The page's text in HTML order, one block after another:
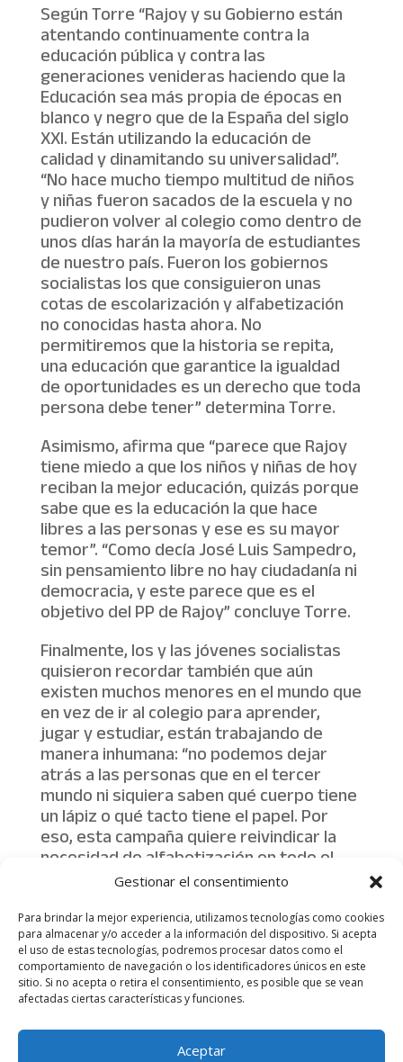
Gestionar el consentimiento
Para brindar la mejor experiencia, utilizamos tecnologías como cookies
para almacenar y/o acceder a la información del dispositivo. Si acepta
el uso de estas tecnologías, podremos procesar datos como el
comportamiento de navegación o los identificadores únicos en este
sitio. Si no acepta o retira el consentimiento, es posible que se vean
afectadas ciertas características y funciones.
Aceptar
Según Torre “Rajoy y su Gobierno están
atentando continuamente contra la
educación pública y contra las
generaciones venideras haciendo que la
Educación sea más propia de épocas en
blanco y negro que de la España del siglo
XXI. Están utilizando la educación de
calidad y dinamitando su universalidad”.
“No hace mucho tiempo multitud de niños
y niñas fueron sacados de la escuela y no
pudieron volver al colegio como dentro de
unos días harán la mayoría de estudiantes
de nuestro país. Fueron los gobiernos
socialistas los que consiguieron unas
cotas de escolarización y alfabetización
no conocidas hasta ahora. No
permitiremos que la historia se repita,
una educación que garantice la igualdad
de oportunidades es un derecho que toda
persona debe tener” determina Torre.
Asimismo, afirma que “parece que Rajoy
tiene miedo a que los niños y niñas de hoy
reciban la mejor educación, quizás porque
sabe que es la educación la que hace
libres a las personas y ese es su mayor
temor”. “Como decía José Luis Sampedro,
sin pensamiento libre no hay ciudadanía ni
democracia, y este parece que es el
objetivo del PP de Rajoy” concluye Torre.
Finalmente, los y las jóvenes socialistas
quisieron recordar también que aún
existen muchos menores en el mundo que
en vez de ir al colegio para aprender,
jugar y estudiar, están trabajando de
manera inhumana: “no podemos dejar
atrás a las personas que en el tercer
mundo ni siquiera saben qué cuerpo tiene
un lápiz o qué tacto tiene el papel. Por
eso, esta campaña quiere reivindicar la
necesidad de alfabetización en todo el
mundo, sin distinciones de ningún tipo”.